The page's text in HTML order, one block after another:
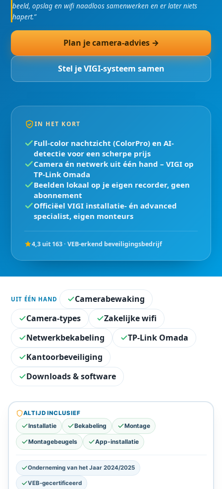
beeld, opslag en wifi naadloos samenwerken en er later niets
hapert.”
Plan je camera-advies →
Stel je VIGI-systeem samen
IN HET KORT
Full-color nachtzicht (ColorPro) en AI-
detectie voor een scherpe prijs
Camera én netwerk uit één hand – VIGI op
TP-Link Omada
Beelden lokaal op je eigen recorder, geen
abonnement
Officiëel VIGI installatie- én advanced
specialist, eigen monteurs
4,3 uit 163 · VEB-erkend beveiligingsbedrijf
UIT ÉÉN HAND
Camerabewaking
Camera-types
Zakelijke wifi
Netwerkbekabeling
TP-Link Omada
Kantoorbeveiliging
Downloads & software
ALTIJD INCLUSIEF
Installatie Bekabeling Montage
Montagebeugels App-installatie
Onderneming van het Jaar 2024/2025
VEB-gecertificeerd